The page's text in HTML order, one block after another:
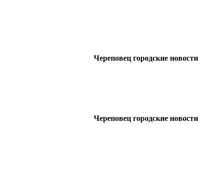
Череповец городские новости
Череповец городские новости